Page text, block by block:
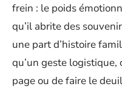
frein : le poids
qu’il abrite des
une part d’histoire
qu’un geste logistique,
page ou de faire le